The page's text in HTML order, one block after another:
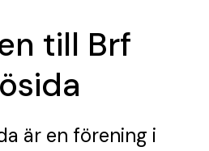
till Brf
är en förening i